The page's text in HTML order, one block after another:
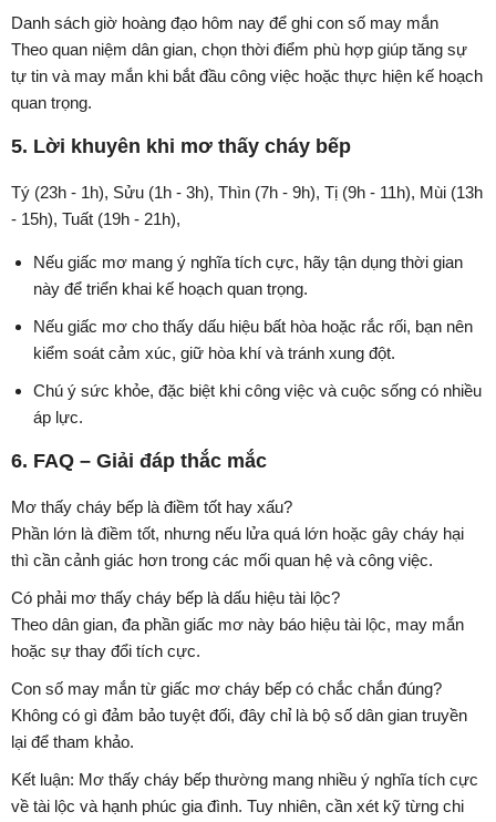
Danh sách giờ hoàng đạo hôm nay để ghi con số may mắn
Theo quan niệm dân gian, chọn thời điểm phù hợp giúp tăng sự
tự tin và may mắn khi bắt đầu công việc hoặc thực hiện kế hoạch
quan trọng.
5. Lời khuyên khi mơ thấy cháy bếp
Tý (23h - 1h), Sửu (1h - 3h), Thìn (7h - 9h), Tị (9h - 11h), Mùi (13h
- 15h), Tuất (19h - 21h),
Nếu giấc mơ mang ý nghĩa tích cực, hãy tận dụng thời gian
này để triển khai kế hoạch quan trọng.
Nếu giấc mơ cho thấy dấu hiệu bất hòa hoặc rắc rối, bạn nên
kiểm soát cảm xúc, giữ hòa khí và tránh xung đột.
Chú ý sức khỏe, đặc biệt khi công việc và cuộc sống có nhiều
áp lực.
6. FAQ – Giải đáp thắc mắc
Mơ thấy cháy bếp là điềm tốt hay xấu?
Phần lớn là điềm tốt, nhưng nếu lửa quá lớn hoặc gây cháy hại
thì cần cảnh giác hơn trong các mối quan hệ và công việc.
Có phải mơ thấy cháy bếp là dấu hiệu tài lộc?
Theo dân gian, đa phần giấc mơ này báo hiệu tài lộc, may mắn
hoặc sự thay đổi tích cực.
Con số may mắn từ giấc mơ cháy bếp có chắc chắn đúng?
Không có gì đảm bảo tuyệt đối, đây chỉ là bộ số dân gian truyền
lại để tham khảo.
Kết luận: Mơ thấy cháy bếp thường mang nhiều ý nghĩa tích cực
về tài lộc và hạnh phúc gia đình. Tuy nhiên, cần xét kỹ từng chi